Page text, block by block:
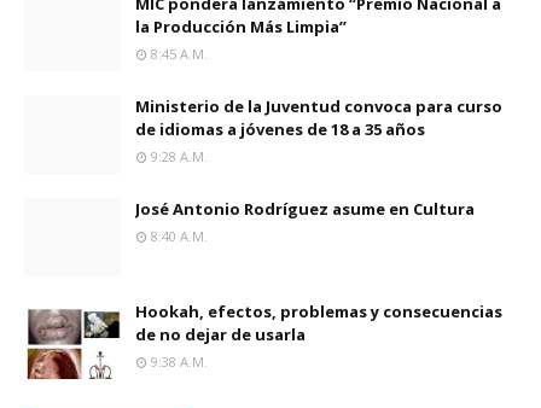
la Producción Más Limpia”
8:45 A.m.
Ministerio de la Juventud convoca para curso
de idiomas a jóvenes de 18 a 35 años
9:28 A.m.
José Antonio Rodríguez asume en Cultura
8:40 A.m.
Hookah, efectos, problemas y consecuencias
de no dejar de usarla
9:38 A.m.